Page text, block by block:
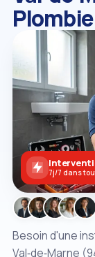
Besoin d'une
Val‑de‑Marne
7j/7 dans